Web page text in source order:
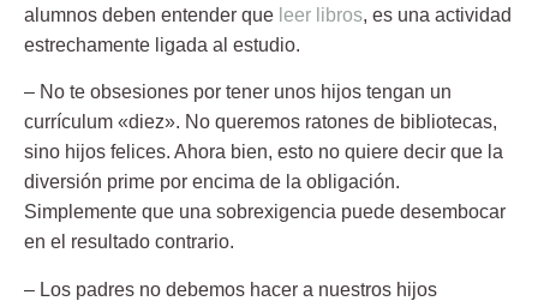
alumnos deben entender que leer libros, es una actividad
estrechamente ligada al estudio.
– No te obsesiones por tener unos hijos tengan un
currículum «diez». No queremos ratones de bibliotecas,
sino hijos felices. Ahora bien, esto no quiere decir que la
diversión prime por encima de la obligación.
Simplemente que una sobrexigencia puede desembocar
en el resultado contrario.
– Los padres no debemos hacer a nuestros hijos